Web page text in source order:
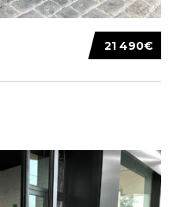
21 490€